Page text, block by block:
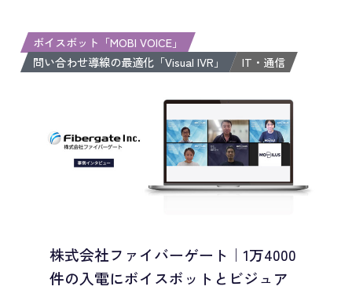
ボイスボット「MOBI VOICE」
問い合わせ導線の最適化「Visual IVR」
IT・通信
株式会社ファイバーゲート｜1万4000
件の入電にボイスボットとビジュア